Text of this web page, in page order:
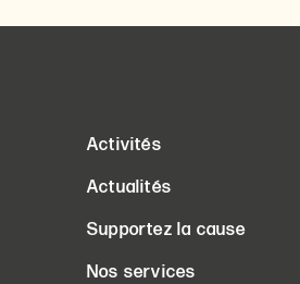
Activités
Actualités
Supportez la cause
Nos services